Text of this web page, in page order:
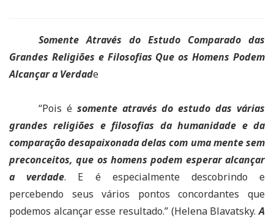
Somente Através do Estudo Comparado das
Grandes Religiões e Filosofias Que os Homens Podem
Alcançar a Verdade
“Pois é somente através do estudo das várias
grandes religiões e filosofias da humanidade e da
comparação desapaixonada delas com uma mente sem
preconceitos, que os homens podem esperar alcançar
a verdade. E é especialmente descobrindo e
percebendo seus vários pontos concordantes que
podemos alcançar esse resultado.” (Helena Blavatsky.A